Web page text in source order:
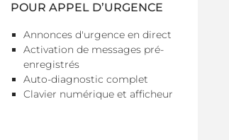
POUR APPEL D’URGENCE
Annonces d'urgence en direct
Activation de messages pré-
enregistrés
Auto-diagnostic complet
Clavier numérique et afficheur